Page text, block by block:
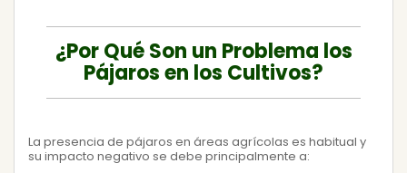
¿Por Qué Son un Problema los
Pájaros en los Cultivos?
La presencia de pájaros en áreas agrícolas es habitual y
su impacto negativo se debe principalmente a: